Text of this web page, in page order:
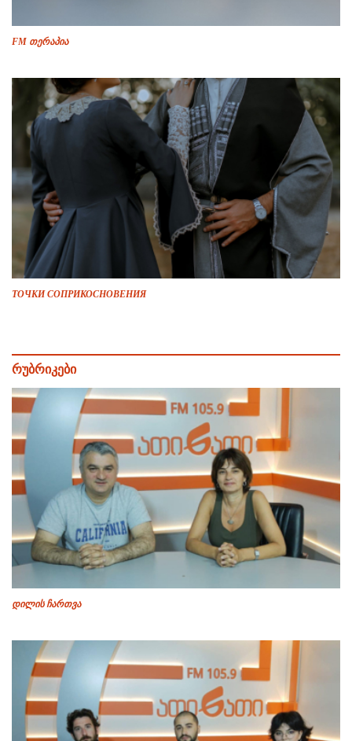
FM თერაპია
ТОЧКИ СОПРИКОСНОВЕНИЯ
რუბრიკები
დილის ჩართვა